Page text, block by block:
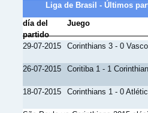
Liga de Brasil - Últimos
día del
partido
Juego
29-07-2015 Corinthians 3 - 0
26-07-2015 Coritiba 1 - 1
18-07-2015 Corinthians 1 - 0